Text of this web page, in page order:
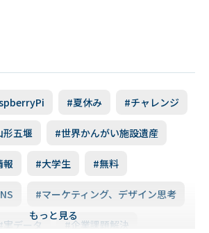
#夏休み #チャレンジ
形五堰 #世界かんがい施設遺産
報 #大学生 #無料
#マーケティング、デザイン思考
実データ #企業課題解決
もっと見る